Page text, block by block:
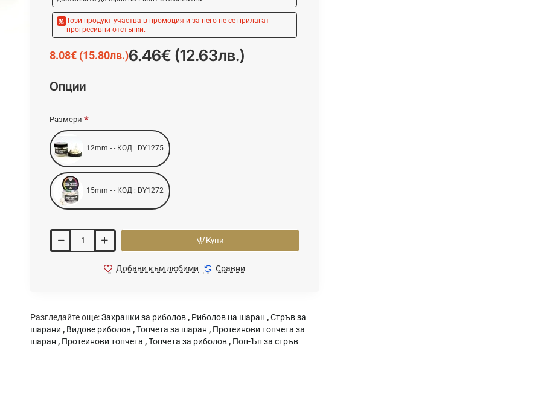
Този продукт участва в промоция и за него не се прилагат
прогресивни отстъпки.
6.46€ (12.63лв.)
8.08€ (15.80лв.)
Опции
Размери
12mm - - КОД : DY1275
15mm - - КОД : DY1272
Купи
Добави към любими Сравни
Разгледайте още:Захранки за риболов , Риболов на шаран ,Стръв за
шарани , Видове риболов ,Топчета за шаран , Протеинови топчета за
шаран , Протеинови топчета ,Топчета за риболов , Поп-Ъп за стръв